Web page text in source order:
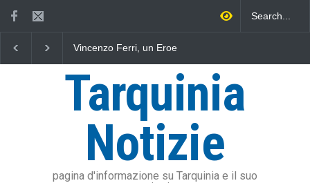
Vincenzo Ferri, un Eroe
Fratelli d'Italia critica
dell'addizionale IRPEF: "una
stangata per i cittadini"
Tarquinia
Notizie
pagina d'informazione su Tarquinia e il suo